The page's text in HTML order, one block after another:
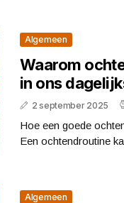
Algemeen
Waarom
in ons
2 september 2025
Hoe een goede
Een ochtendroutine
Algemeen